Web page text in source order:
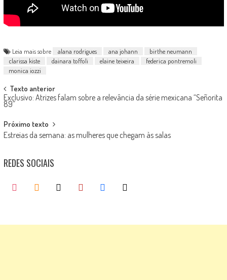
Leia mais sobre alana rodrigues ana johann
birthe neumann
clarissa kiste
dainara toffoli elaine teixeira
federica pontremoli
monica iozzi
Post
navigation
Texto anterior
Exclusivo: Atrizes falam sobre a relevância da série mexicana “Señorita
89”
Próximo texto
Estreias da semana: as mulheres que chegam às salas
REDES SOCIAIS